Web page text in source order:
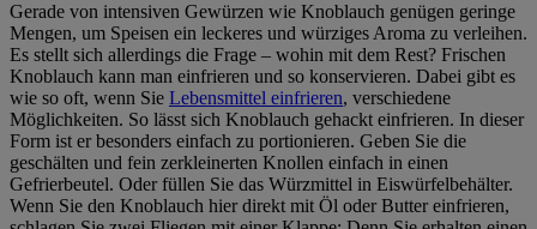
Gerade von intensiven Gewürzen wie Knoblauch genügen geringe
Mengen, um Speisen ein leckeres und würziges Aroma zu verleihen.
Es stellt sich allerdings die Frage – wohin mit dem Rest? Frischen
Knoblauch kann man einfrieren und so konservieren. Dabei gibt es
wie so oft, wenn Sie Lebensmittel einfrieren, verschiedene
Möglichkeiten. So lässt sich Knoblauch gehackt einfrieren. In dieser
Form ist er besonders einfach zu portionieren. Geben Sie die
geschälten und fein zerkleinerten Knollen einfach in einen
Gefrierbeutel. Oder füllen Sie das Würzmittel in Eiswürfelbehälter.
Wenn Sie den Knoblauch hier direkt mit Öl oder Butter einfrieren,